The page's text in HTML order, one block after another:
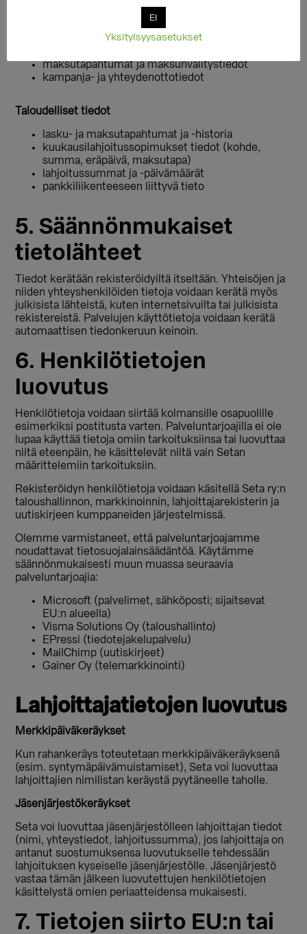
istuntotunnisteet
maksutapahtumat ja maksunvälitystiedot
kampanja- ja yhteydenottotiedot
Taloudelliset tiedot
lasku- ja maksutapahtumat ja -historia
kuukausilahjoitussopimukset tiedot (kohde,
summa, eräpäivä, maksutapa)
lahjoitussummat ja -päivämäärät
pankkiliikenteeseen liittyvä tieto
5. Säännönmukaiset
tietolähteet
Tiedot kerätään rekisteröidyiltä itseltään. Yhteisöjen ja
niiden yhteyshenkilöiden tietoja voidaan kerätä myös
julkisista lähteistä, kuten internetsivuilta tai julkisista
rekistereistä. Palvelujen käyttötietoja voidaan kerätä
automaattisen tiedonkeruun keinoin.
6. Henkilötietojen
luovutus
Henkilötietoja voidaan siirtää kolmansille osapuolille
esimerkiksi postitusta varten. Palveluntarjoajilla ei ole
lupaa käyttää tietoja omiin tarkoituksiinsa tai luovuttaa
niitä eteenpäin, he käsittelevät niitä vain Setan
määrittelemiin tarkoituksiin.
Rekisteröidyn henkilötietoja voidaan käsitellä Seta ry:n
taloushallinnon, markkinoinnin, lahjoittajarekisterin ja
uutiskirjeen kumppaneiden järjestelmissä.
Olemme varmistaneet, että palveluntarjoajamme
noudattavat tietosuojalainsäädäntöä. Käytämme
säännönmukaisesti muun muassa seuraavia
palveluntarjoajia:
Microsoft (palvelimet, sähköposti; sijaitsevat
EU:n alueella)
Visma Solutions Oy (taloushallinto)
EPressi (tiedotejakelupalvelu)
MailChimp (uutiskirjeet)
Gainer Oy (telemarkkinointi)
Lahjoittajatietojen luovutus
Merkkipäiväkeräykset
Kun rahankeräys toteutetaan merkkipäiväkeräyksenä
(esim. syntymäpäivämuistamiset), Seta voi luovuttaa
lahjoittajien nimilistan keräystä pyytäneelle taholle.
Jäsenjärjestökeräykset
Seta voi luovuttaa jäsenjärjestölleen lahjoittajan tiedot
(nimi, yhteystiedot, lahjoitussumma), jos lahjoittaja on
antanut suostumuksensa luovutukselle tehdessään
lahjoituksen kyseiselle jäsenjärjestölle. Jäsenjärjestö
vastaa tämän jälkeen luovutettujen henkilötietojen
käsittelystä omien periaatteidensa mukaisesti.
7. Tietojen siirto EU:n tai
EI
Yksityisyysasetukset